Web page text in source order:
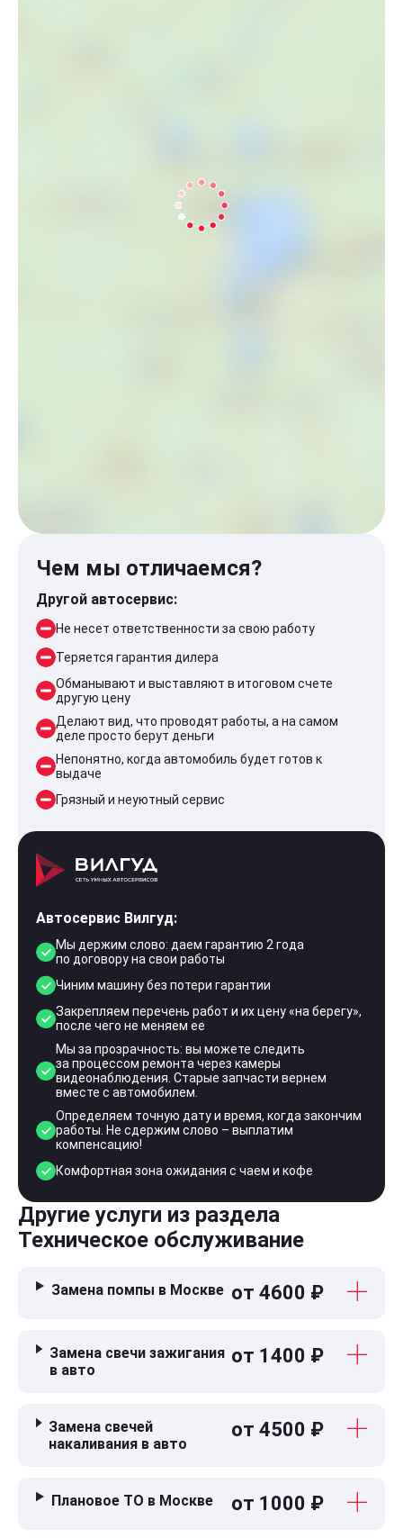
Чем мы отличаемся?
Другой автосервис:
Не несет ответственности за свою работу
Теряется гарантия дилера
Обманывают и выставляют в итоговом счете
другую цену
Делают вид, что проводят работы, а на самом
деле просто берут деньги
Непонятно, когда автомобиль будет готов к
выдаче
Грязный и неуютный сервис
Автосервис Вилгуд:
Мы держим слово: даем гарантию 2 года
по договору на свои работы
Чиним машину без потери гарантии
Закрепляем перечень работ и их цену «на берегу»,
после чего не меняем ее
Мы за прозрачность: вы можете следить
за процессом ремонта через камеры
видеонаблюдения. Старые запчасти вернем
вместе с автомобилем.
Определяем точную дату и время, когда закончим
работы. Не сдержим слово – выплатим
компенсацию!
Комфортная зона ожидания с чаем и кофе
Другие услуги из раздела
Техническое обслуживание
Замена помпы в Москве от 4600 ₽
Замена свечи зажигания
в авто
от 1400 ₽
Замена свечей
накаливания в авто
от 4500 ₽
Плановое ТО в Москве от 1000 ₽